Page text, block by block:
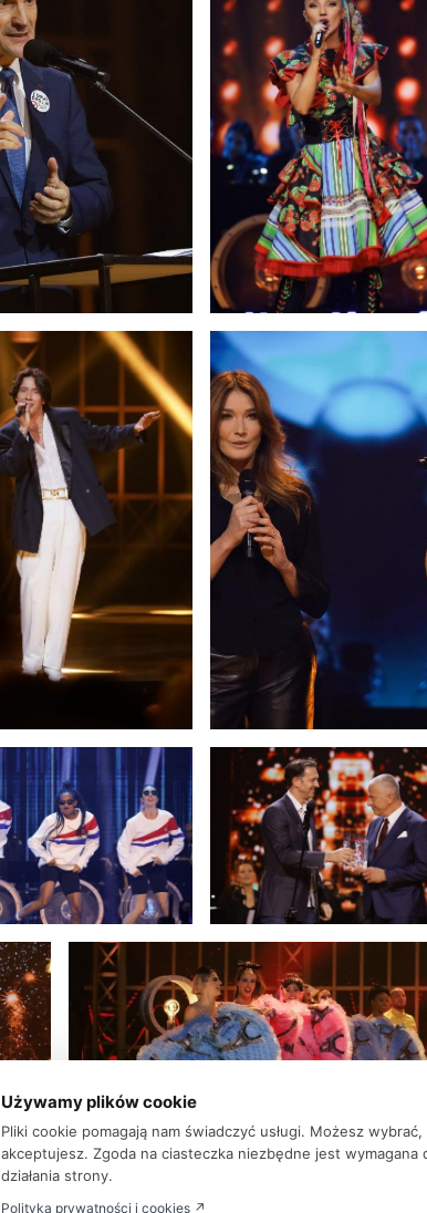
Używamy plików cookie
Pliki cookie pomagają nam świadczyć usługi. Możesz
akceptujesz. Zgoda na ciasteczka niezbędne jest wymagana
działania strony.
Polityka prywatności i cookies ↗